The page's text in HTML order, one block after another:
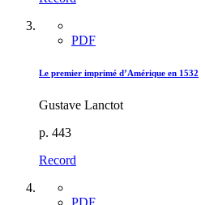
PDF
Le premier imprimé d’Amérique en 1532
Gustave Lanctot
p. 443
Record
PDF